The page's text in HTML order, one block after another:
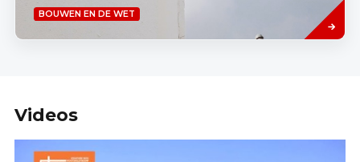
BOUWEN EN DE WET
meer
Videos